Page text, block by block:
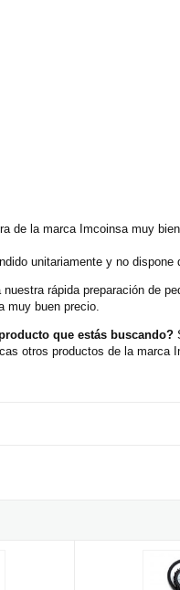
de la marca Imcoinsa muy
unitariamente y no dispone
rápida preparación de
muy buen precio.
que estás buscando?
otros productos de la marca